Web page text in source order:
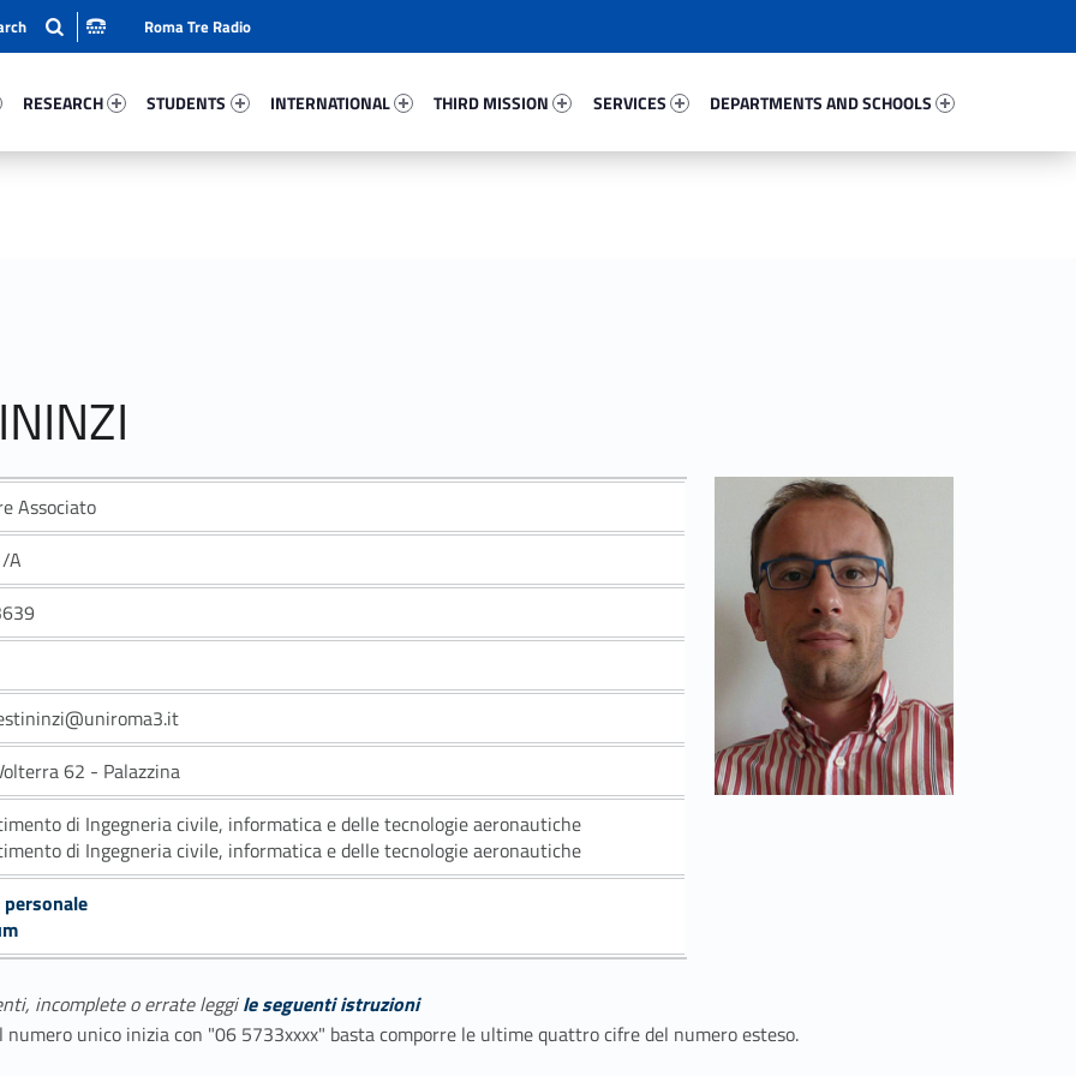
RESEARCH
STUDENTS
INTERNATIONAL
THIRD MISSION
SERVICES
DEPARTMENTS AND SCHOOLS
Roma Tre Radio
Associato
A
62 - Palazzina
di Ingegneria civile, informatica e delle tecnologie aeronautiche
di Ingegneria civile, informatica e delle tecnologie aeronautiche
incomplete o errate leggile seguenti istruzioni
unico inizia con "06 5733xxxx" basta comporre le ultime quattro cifre del numero esteso.